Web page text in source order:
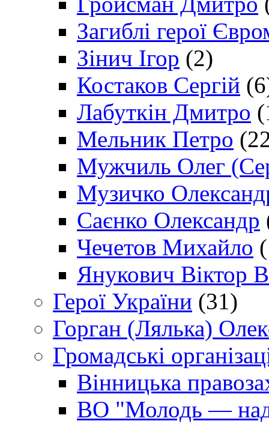
Загиблі герої
Зінич Ігор (2)
Костаков Сергій
Лабуткін Дмитро
Мельник Петро
Мужчиль Олег
Музичко
Саєнко Олександр
Чечетов Михайло
Янукович Віктор
Герої України (31)
Горган (Лялька)
Громадські
Вінницька
ВО "Молодь —